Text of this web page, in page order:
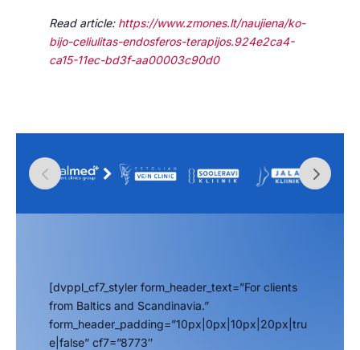
Read article: https://www.zmones.lt/naujiena/ko-
bijo-celiulitas-endosferos-terapijos.924e2ca4-
ca15-11ec-bd3f-aa00003c90d0
[dvppl_cf7_styler form_header_text=”For clients
from Baltics and Scandinavia.”
form_header_padding=”10px|0px|10px|20px|tru
e|false” cf7=”8773″